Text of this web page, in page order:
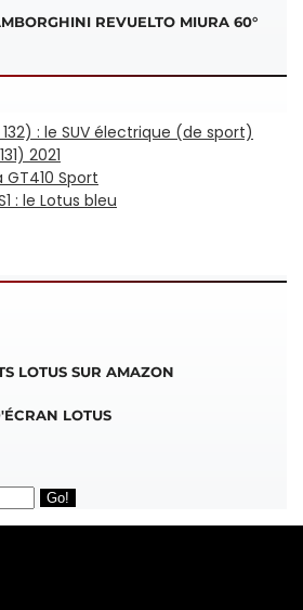
REVUELTO MIURA 60°
LOTUS SUR AMAZON
LOTUS